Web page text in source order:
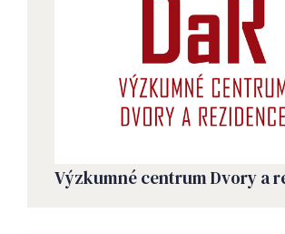
Výzkumné centrum Dvory a